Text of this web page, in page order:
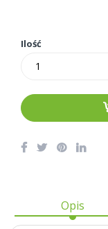
Ilość
Opis